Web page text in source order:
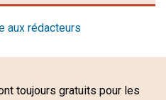
aux rédacteurs
toujours gratuits pour les